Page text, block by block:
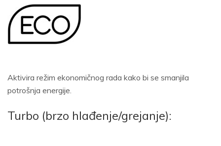
Aktivira režim ekonomičnog rada kako bi se smanjila
potrošnja energije.
Turbo (brzo hlađenje/grejanje):